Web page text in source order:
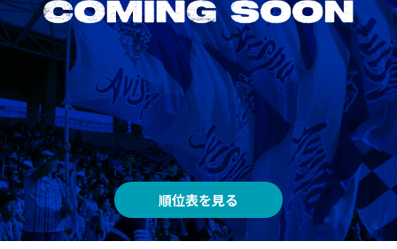
順位表を見る